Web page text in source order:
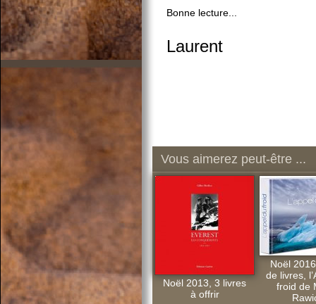
Bonne lecture...
Laurent
Vous aimerez peut-être ...
Noël 2013, 3 livres
à offrir
Noël
de livres,
froid de